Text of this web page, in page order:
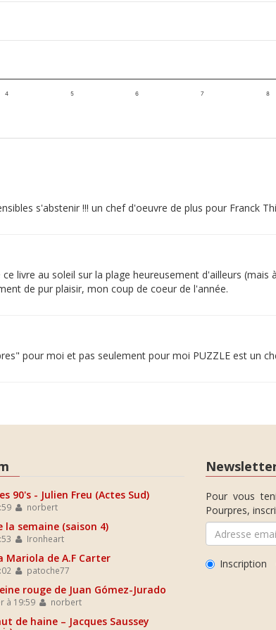
4 5 6 7 8
s'abstenir !!! un chef d'oeuvre de plus pour Franck
livre au soleil sur la plage heureusement d'ailleurs (mais
de pur plaisir, mon coup de coeur de l'année.
pour moi et pas seulement pour moi PUZZLE est un
90's - Julien Freu (Actes Sud)
norbert
la semaine (saison 4)
Ironheart
Mariola de A.F Carter
patoche77
rouge de Juan Gómez-Jurado
à 19:59 norbert
de haine – Jacques Saussey
Pour vous
Pourpres,
Inscription